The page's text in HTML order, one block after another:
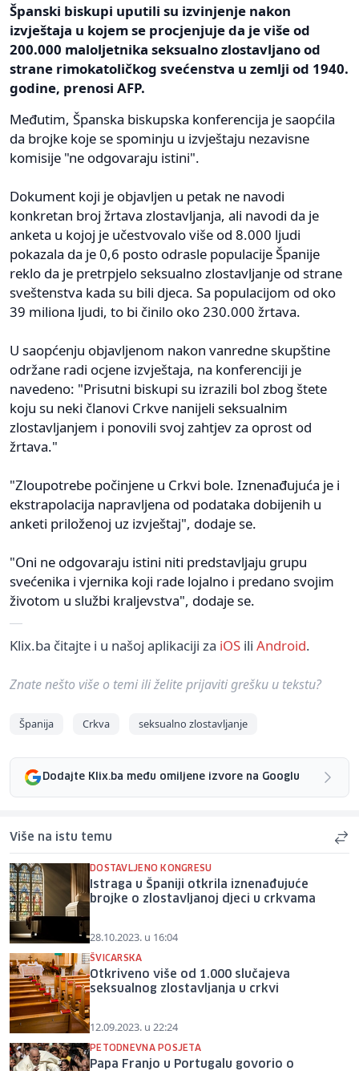
Španski biskupi uputili su izvinjenje nakon
izvještaja u kojem se procjenjuje da je više od
200.000 maloljetnika seksualno zlostavljano od
strane rimokatoličkog svećenstva u zemlji od 1940.
godine, prenosi AFP.
Međutim, Španska biskupska konferencija je saopćila
da brojke koje se spominju u izvještaju nezavisne
komisije "ne odgovaraju istini".
Dokument koji je objavljen u petak ne navodi
konkretan broj žrtava zlostavljanja, ali navodi da je
anketa u kojoj je učestvovalo više od 8.000 ljudi
pokazala da je 0,6 posto odrasle populacije Španije
reklo da je pretrpjelo seksualno zlostavljanje od strane
sveštenstva kada su bili djeca. Sa populacijom od oko
39 miliona ljudi, to bi činilo oko 230.000 žrtava.
U saopćenju objavljenom nakon vanredne skupštine
održane radi ocjene izvještaja, na konferenciji je
navedeno: "Prisutni biskupi su izrazili bol zbog štete
koju su neki članovi Crkve nanijeli seksualnim
zlostavljanjem i ponovili svoj zahtjev za oprost od
žrtava."
"Zloupotrebe počinjene u Crkvi bole. Iznenađujuća je i
ekstrapolacija napravljena od podataka dobijenih u
anketi priloženoj uz izvještaj", dodaje se.
"Oni ne odgovaraju istini niti predstavljaju grupu
svećenika i vjernika koji rade lojalno i predano svojim
životom u službi kraljevstva", dodaje se.
Klix.ba čitajte i u našoj aplikaciji za iOS ili Android.
Znate nešto više o temi ili želite prijaviti grešku u tekstu?
Španija Crkva seksualno zlostavljanje
Dodajte Klix.ba među omiljene izvore na Googlu
Više na istu temu
DOSTAVLJENO KONGRESU
Istraga u Španiji otkrila iznenađujuće
brojke o zlostavljanoj djeci u crkvama
28.10.2023. u 16:04
ŠVICARSKA
Otkriveno više od 1.000 slučajeva
seksualnog zlostavljanja u crkvi
12.09.2023. u 22:24
PETODNEVNA POSJETA
Papa Franjo u Portugalu govorio o